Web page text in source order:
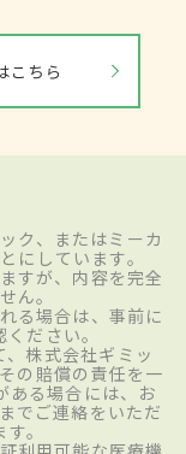
こちら
ク、またはミーカ
にしています。
すが、内容を完全
ん。
る場合は、事前に
ださい。
株式会社ギミッ
の賠償の責任を一
ある場合には、お
でご連絡をいただ
。